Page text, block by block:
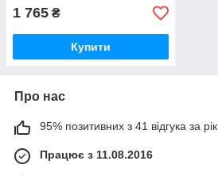
1 765 ₴
Купити
Про нас
95% позитивних з 41 відгука за рік
Працює з 11.08.2016